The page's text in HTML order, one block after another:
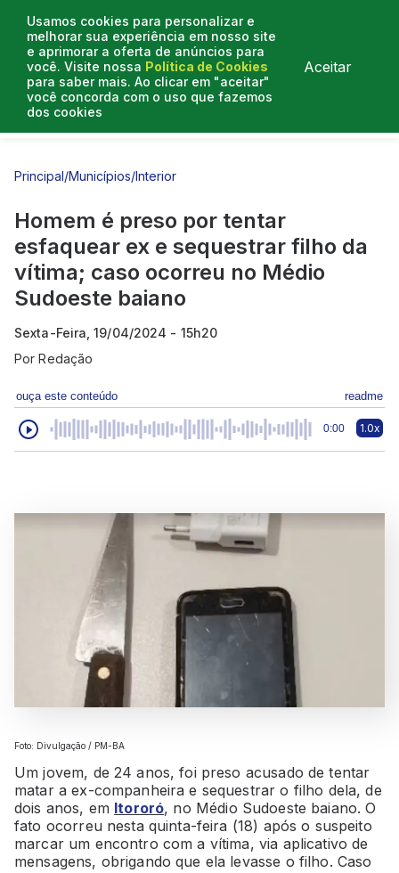
Usamos cookies para personalizar e
melhorar sua experiência em nosso site
e aprimorar a oferta de anúncios para
você. Visite nossa Política de Cookies
para saber mais. Ao clicar em "aceitar"
você concorda com o uso que fazemos
dos cookies
Aceitar
Entrevistas
Principal/Municípios/Interior
Homem é preso por tentar
esfaquear ex e sequestrar filho da
vítima; caso ocorreu no Médio
Sudoeste baiano
Sexta-Feira, 19/04/2024 - 15h20
PorRedação
ouça este conteúdo readme
0:00 1.0x
Foto: Divulgação / PM-BA
Um jovem, de 24 anos, foi preso acusado de tentar
matar a ex-companheira e sequestrar o filho dela, de
dois anos, em Itororó, no Médio Sudoeste baiano. O
fato ocorreu nesta quinta-feira (18) após o suspeito
marcar um encontro com a vítima, via aplicativo de
mensagens, obrigando que ela levasse o filho. Caso